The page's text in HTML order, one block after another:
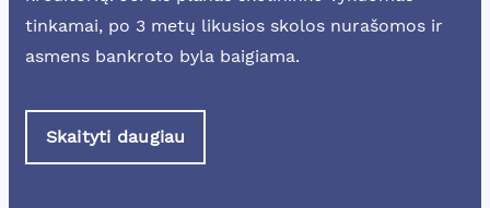
tinkamai, po 3 metų likusios skolos nurašomos ir
asmens bankroto byla baigiama.
Skaityti daugiau